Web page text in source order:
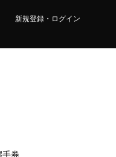
新規登録・ログイン
手券